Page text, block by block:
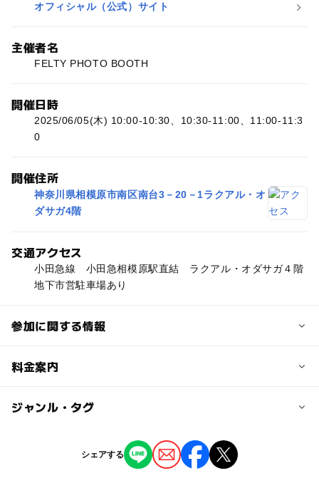
オフィシャル（公式）サイト
主催者名
FELTY PHOTO BOOTH
開催日時
2025/06/05(木) 10:00-10:30、10:30-11:00、11:00-11:3
0
開催住所
神奈川県相模原市南区南台3－20－1ラクアル・オ
ダサガ4階
交通アクセス
小田急線 小田急相模原駅直結 ラクアル・オダサガ４階
地下市営駐車場あり
参加に関する情報
対象年齢
料金案内
子供の料金
子供の料金詳細
ジャンル・タグ
季節のイベント
シェアする